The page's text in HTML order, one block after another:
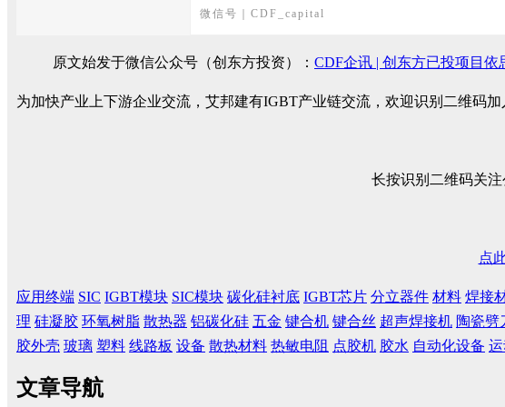
微信号｜CDF_capital
原文始发于微信公众号（创东方投资）： CDF企讯 | 创东方已投项目依
为加快产业上下游企业交流，艾邦建有IGBT产业链交流，欢迎识别二维码加
长按识别二维码关
点
应用终端 SIC IGBT模块 SIC模块 碳化硅衬底 IGBT芯片 分立器件 材料 焊接
理 硅凝胶 环氧树脂 散热器 铝碳化硅 五金 键合机 键合丝 超声焊接机 陶瓷劈
胶外壳 玻璃 塑料 线路板 设备 散热材料 热敏电阻 点胶机 胶水 自动化设备 运
文章导航